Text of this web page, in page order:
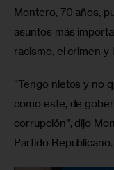
Montero, 70 años,
asuntos más
racismo, el crimen y
“Tengo nietos y no
como este, de
corrupción”, dijo
Partido Republicano.